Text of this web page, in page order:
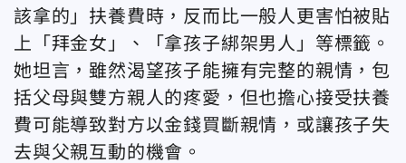
該拿的」扶養費時，反而比一般人更害怕被貼
上「拜金女」、「拿孩子綁架男人」等標籤。
她坦言，雖然渴望孩子能擁有完整的親情，包
括父母與雙方親人的疼愛，但也擔心接受扶養
費可能導致對方以金錢買斷親情，或讓孩子失
去與父親互動的機會。